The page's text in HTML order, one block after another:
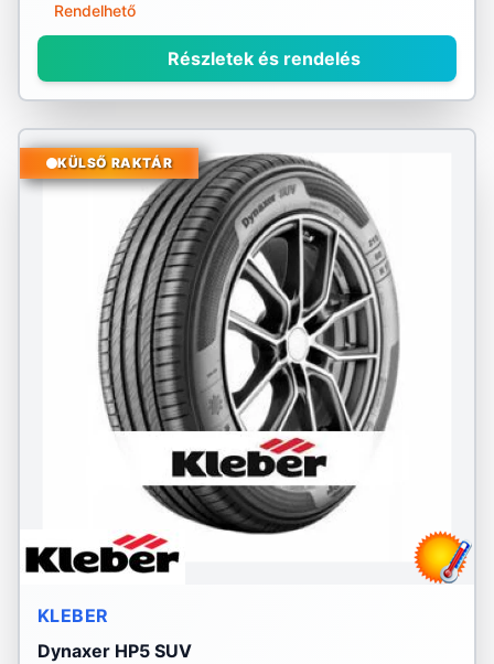
Rendelhető
Részletek és rendelés
KÜLSŐ RAKTÁR
KLEBER
Dynaxer HP5 SUV